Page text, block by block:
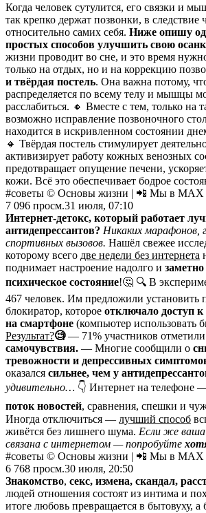
Когда человек сутулится, его связки и
так крепко держат позвонки, в
относительно самих себя. Ниже опишу
простых способов улучшить свою
жизни проводит во сне, и это время
только на отдых, но и на коррекцию
и твёрдая постель. Она важна потому,
распределяется по всему телу и мышцы
расслабиться. 🔸 Вместе с тем, только на
возможно исправление позвоночного
находится в искривленном состоянии
🔸 Твёрдая постель стимулирует
активизирует работу кожных венозных
предотвращает опущение печени,
кожи. Всё это обеспечивает бодрое
#советы © Основы жизни | 📲 Мы в MAX
7 096 просм.31 июля, 07:10
Интернет-детокс, который работает
антидепрессантов? Никаких марафонов,
спортивных вызовов. Нашёл свежее
которому всего две недели без интернета
поднимает настроение надолго и
психическое состояние!🤔 🔍 В
467 человек. Им предложили установить
блокиратор, которое отключало доступ к
на смартфоне (компьютер использовать
Результат?🧐— 71% участников отметили
самочувствия. — Многие сообщили о
тревожности и депрессивных
оказался сильнее, чем у
удивительно… 👇 Интернет на телефоне
поток новостей, сравнения, спешки и
Иногда отключиться — лучший способ
живётся без лишнего шума. Если же
связана с интернетом — попробуйте
#советы © Основы жизни | 📲 Мы в MAX
6 768 просм.30 июля, 20:50
Знакомство, секс, измена, скандал,
людей отношения состоят из интима и
итоге любовь превращается в бытовуху, а